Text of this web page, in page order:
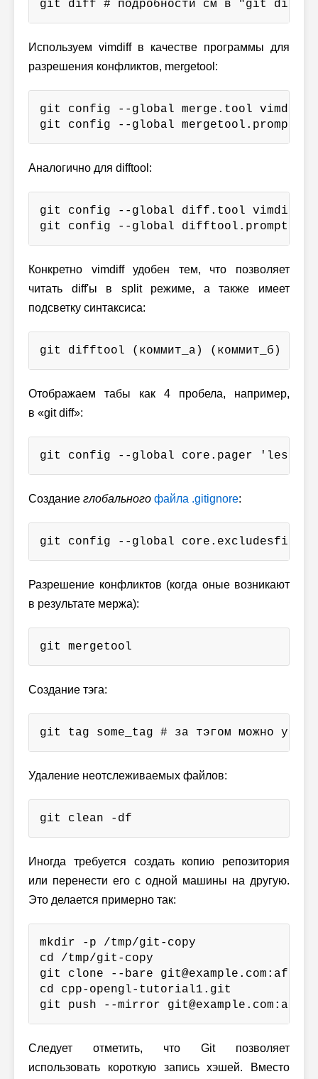
git diff # подробности см в "git diff
Используем vimdiff в качестве программы для
разрешения конфликтов, mergetool:
git config --global merge.tool vimdiff
git config --global mergetool.prompt
Аналогично для difftool:
git config --global diff.tool vimdiff
git config --global difftool.prompt
Конкретно vimdiff удобен тем, что позволяет
читать diff'ы в split режиме, а также имеет
подсветку синтаксиса:
git difftool (коммит_а) (коммит_б)
Отображаем табы как 4 пробела, например,
в «git diff»:
git config --global core.pager 'less -
Создание глобального файла .gitignore:
git config --global core.excludesfile
Разрешение конфликтов (когда оные возникают
в результате мержа):
git mergetool
Создание тэга:
git tag some_tag # за тэгом можно
Удаление неотслеживаемых файлов:
git clean -df
Иногда требуется создать копию репозитория
или перенести его с одной машины на другую.
Это делается примерно так:
mkdir -p /tmp/git-copy
cd /tmp/git-copy
git clone --bare
cd cpp-opengl-tutorial1.git
git push --mirror
Следует отметить, что Git позволяет
использовать короткую запись хэшей. Вместо